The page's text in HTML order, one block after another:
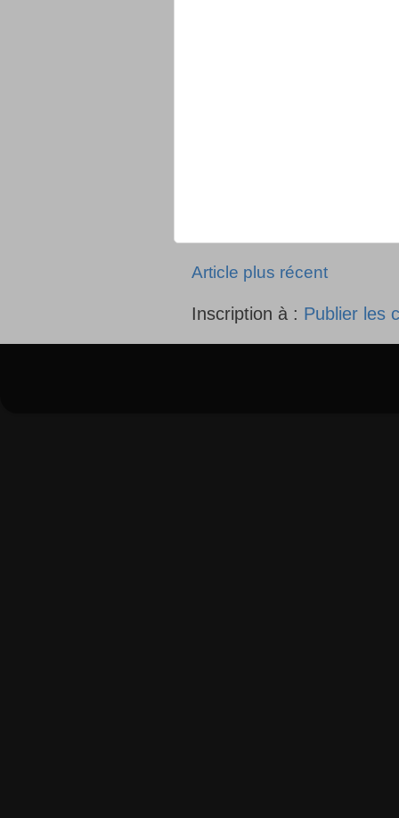
Article plus récent
Inscription à : Publier les